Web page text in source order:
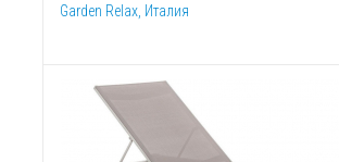
Garden Relax, Италия